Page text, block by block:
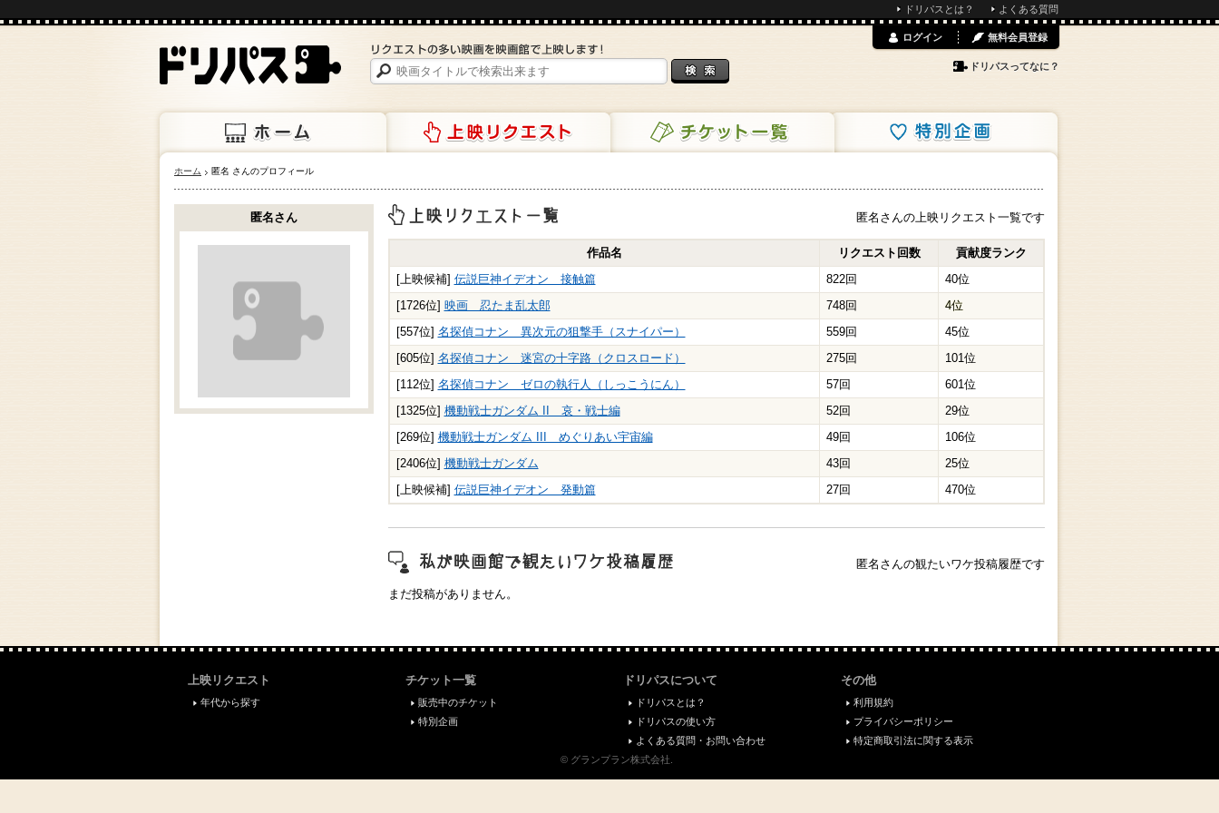
ドリパスとは？ よくある質問
ホーム 上映リクエスト チケット一覧 特別企画
ログイン 無料会員登録
ドリパスってなに？
ホーム 匿名 さんのプロフィール
上映リクエスト一覧
匿名さんの上映リクエスト一覧です
作品名 リクエスト回数
貢献度ランク
[上映候補] 伝説巨神イデオン 接触篇 822回
40位
[1726位] 映画 忍たま乱太郎 748回
4位
[557位] 名探偵コナン 異次元の狙撃手（スナイパー） 559回
45位
[605位] 名探偵コナン 迷宮の十字路（クロスロード） 275回
101位
[112位] 名探偵コナン ゼロの執行人（しっこうにん） 57回
601位
[1325位] 機動戦士ガンダム II 哀・戦士編 52回
29位
[269位] 機動戦士ガンダム III めぐりあい宇宙編 49回
106位
[2406位] 機動戦士ガンダム 43回
25位
[上映候補] 伝説巨神イデオン 発動篇 27回 470位
"映画館で観たいワケ"投稿履歴
匿名さんの観たいワケ投稿履歴です
まだ投稿がありません。
匿名さん
上映リクエスト
年代から探す
チケット一覧
販売中のチケット
特別企画
ドリパスについて
ドリパスとは？
ドリパスの使い方
よくある質問・お問い合わせ
その他
利用規約
プライバシーポリシー
特定商取引法に関する表示
© グランプラン株式会社.